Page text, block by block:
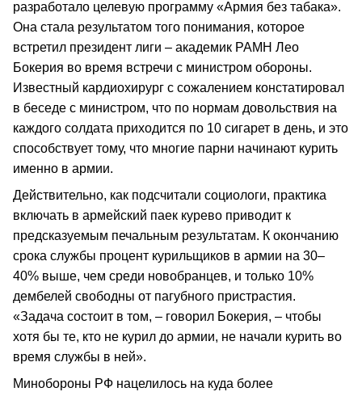
разработало целевую программу «Армия без табака».
Она стала результатом того понимания, которое
встретил президент лиги – академик РАМН Лео
Бокерия во время встречи с министром обороны.
Известный кардиохирург с сожалением констатировал
в беседе с министром, что по нормам довольствия на
каждого солдата приходится по 10 сигарет в день, и это
способствует тому, что многие парни начинают курить
именно в армии.
Действительно, как подсчитали социологи, практика
включать в армейский паек курево приводит к
предсказуемым печальным результатам. К окончанию
срока службы процент курильщиков в армии на 30–
40% выше, чем среди новобранцев, и только 10%
дембелей свободны от пагубного пристрастия.
«Задача состоит в том, – говорил Бокерия, – чтобы
хотя бы те, кто не курил до армии, не начали курить во
время службы в ней».
Минобороны РФ нацелилось на куда более